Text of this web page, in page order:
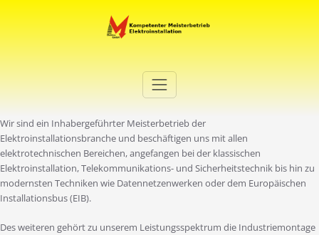
Elektro Martini
Wir sind ein Inhabergeführter Meisterbetrieb der
Elektroinstallationsbranche und beschäftigen uns mit allen
elektrotechnischen Bereichen, angefangen bei der klassischen
Elektroinstallation, Telekommunikations- und Sicherheitstechnik bis hin zu
modernsten Techniken wie Datennetzenwerken oder dem Europäischen
Installationsbus (EIB).
Des weiteren gehört zu unserem Leistungsspektrum die Industriemontage